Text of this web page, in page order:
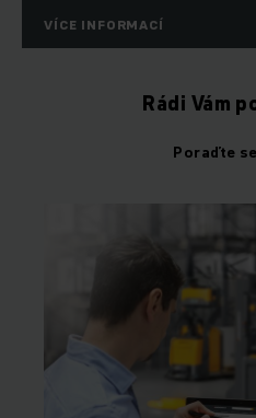
VÍCE INFORMACÍ
Rádi Vám
Poraďte